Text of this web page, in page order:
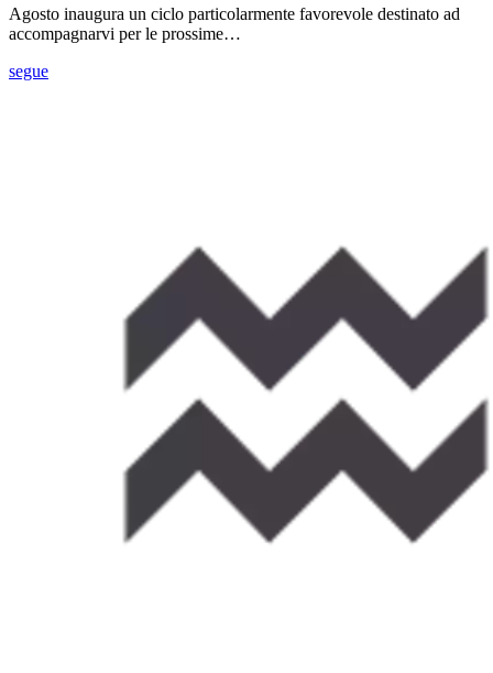
Agosto inaugura un ciclo particolarmente favorevole destinato ad
accompagnarvi per le prossime…
segue